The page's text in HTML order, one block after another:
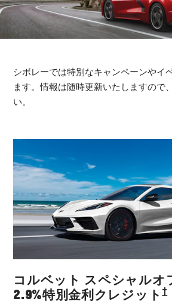
シボレーでは特別なキャンペーンやイ
ます。情報は随時更新いたしますので
い。
コルベット スペシャルオ
2.9%特別金利クレジット†